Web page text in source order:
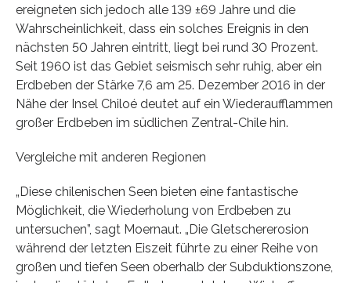
ereigneten sich jedoch alle 139 ±69 Jahre und die
Wahrscheinlichkeit, dass ein solches Ereignis in den
nächsten 50 Jahren eintritt, liegt bei rund 30 Prozent.
Seit 1960 ist das Gebiet seismisch sehr ruhig, aber ein
Erdbeben der Stärke 7,6 am 25. Dezember 2016 in der
Nähe der Insel Chiloé deutet auf ein Wiederaufflammen
großer Erdbeben im südlichen Zentral-Chile hin.
Vergleiche mit anderen Regionen
„Diese chilenischen Seen bieten eine fantastische
Möglichkeit, die Wiederholung von Erdbeben zu
untersuchen”, sagt Moernaut. „Die Gletschererosion
während der letzten Eiszeit führte zu einer Reihe von
großen und tiefen Seen oberhalb der Subduktionszone,